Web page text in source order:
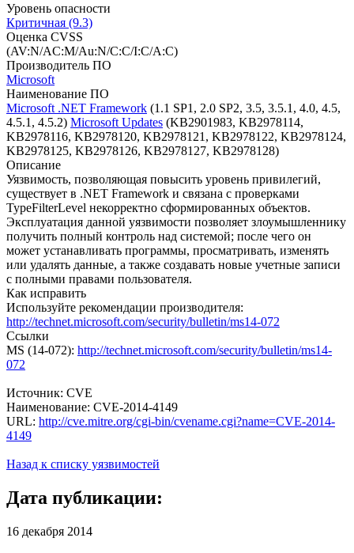
Уровень опасности
Критичная (9.3)
Оценка CVSS
(AV:N/AC:M/Au:N/C:C/I:C/A:C)
Производитель ПО
Microsoft
Наименование ПО
Microsoft .NET Framework (1.1 SP1, 2.0 SP2, 3.5, 3.5.1, 4.0, 4.5,
4.5.1, 4.5.2) Microsoft Updates (KB2901983, KB2978114,
KB2978116, KB2978120, KB2978121, KB2978122, KB2978124,
KB2978125, KB2978126, KB2978127, KB2978128)
Описание
Уязвимость, позволяющая повысить уровень привилегий,
существует в .NET Framework и связана с проверками
TypeFilterLevel некорректно сформированных объектов.
Эксплуатация данной уязвимости позволяет злоумышленнику
получить полный контроль над системой; после чего он
может устанавливать программы, просматривать, изменять
или удалять данные, а также создавать новые учетные записи
с полными правами пользователя.
Как исправить
Используйте рекомендации производителя:
http://technet.microsoft.com/security/bulletin/ms14-072
Ссылки
MS (14-072): http://technet.microsoft.com/security/bulletin/ms14-
072
Источник: CVE
Наименование: CVE-2014-4149
URL: http://cve.mitre.org/cgi-bin/cvename.cgi?name=CVE-2014-
4149
Назад к списку уязвимостей
Дата публикации:
16 декабря 2014